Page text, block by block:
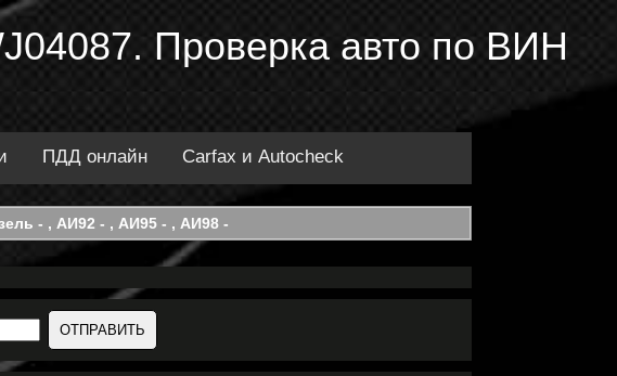
Проверка авто по ВИН
ПДД онлайн Carfax и Autocheck
- , АИ92 - , АИ95 - , АИ98 -